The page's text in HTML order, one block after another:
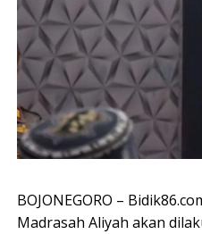
BOJONEGORO –
Madrasah Aliyah akan